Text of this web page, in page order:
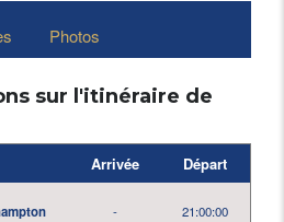
Photos
sur l'itinéraire de
Arrivée Départ
- 21:00:00